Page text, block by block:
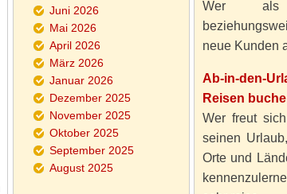
Wer als
neue Kunden
Ab-in-den-
Reisen
Wer freut
seinen
Orte und
Juni 2026
Mai 2026
April 2026
März 2026
Januar 2026
Dezember 2025
November 2025
Oktober 2025
September 2025
August 2025